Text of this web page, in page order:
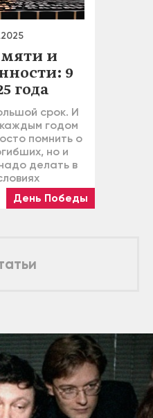
и
9
года
срок. И
годом
помнить о
но и
делать в
День Победы